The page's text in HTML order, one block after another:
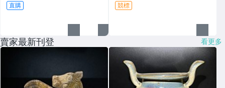
直購 競標
賣家最新刊登 看更多